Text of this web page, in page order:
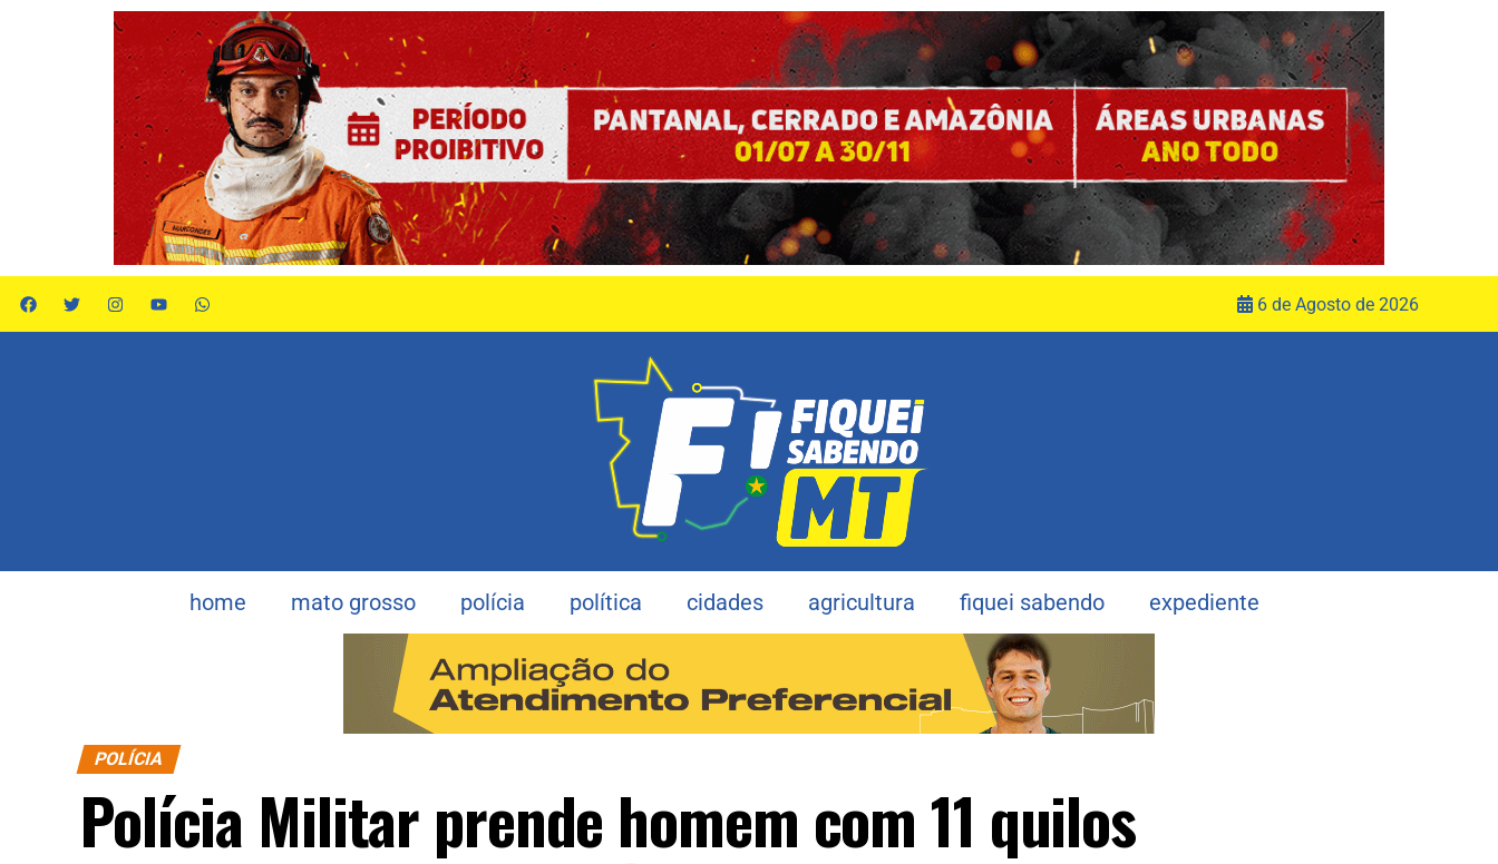
6 de Agosto de 2026
home mato grosso polícia política cidades agricultura fiquei sabendo expediente
POLÍCIA
Polícia Militar prende homem com 11 quilos